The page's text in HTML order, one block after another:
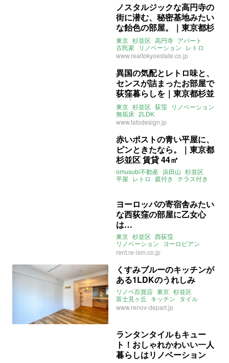
ノスタルジックな高円寺の
街に潜む、秘密基地みたい
な飴色の部屋。｜東京都杉
並区 賃貸 60㎡
東京 杉並区 高円寺 アパート
古民家
リノベーション レトロ
www.realtokyoestate.co.jp
異国の気配とレトロ味と、
センスが詰まったお部屋で
荻窪暮らしを｜東京都杉並
区 売買 69㎡
東京 杉並区 荻窪 リノベーション
無垢床 2LDK
www.tatodesign.jp
赤いポストの青い平屋に、
ピンときたなら。｜東京都
杉並区 賃貸 44㎡
omusubi不動産 浜田山 杉並区
平屋 レトロ 庭付き
テラス付き
ヨーロッパの寄宿舎みたい
な西荻窪の部屋に乙女心
は…
東京 杉並区 西荻窪
リノベーション
ヨーロピアン
REISM
rent.re-ism.co.jp
くすみブルーのキッチンが
ある1LDKのうれしみ
リノベ百貨店 東京 杉並区
富士見ヶ丘 キッチン タイル
一人暮らし 二人暮らし
リノベーション
www.renov-depart.jp
ランタンタイルもキュー
ト！おしゃれかわいい一人
暮らしはリノベーション